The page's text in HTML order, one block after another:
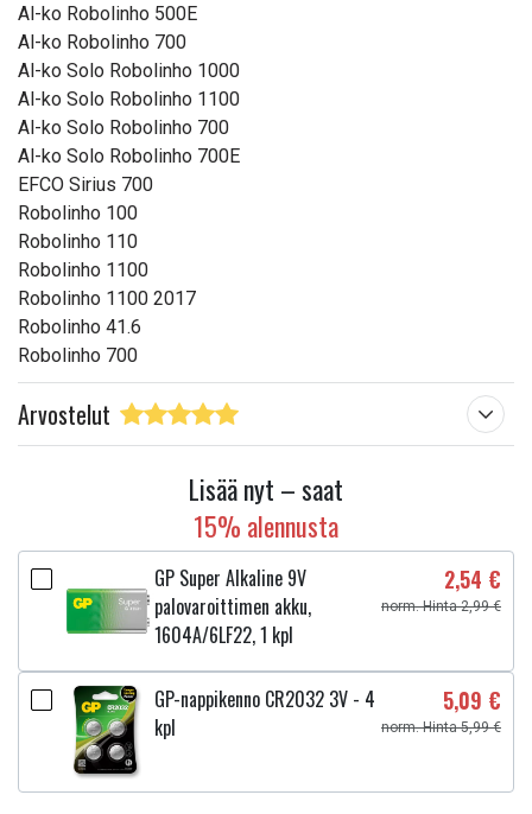
Al-ko Robolinho 500E
Al-ko Robolinho 700
Al-ko Solo Robolinho 1000
Al-ko Solo Robolinho 1100
Al-ko Solo Robolinho 700
Al-ko Solo Robolinho 700E
EFCO Sirius 700
Robolinho 100
Robolinho 110
Robolinho 1100
Robolinho 1100 2017
Robolinho 41.6
Robolinho 700
Arvostelut
Lisää nyt – saat
15% alennusta
GP Super Alkaline 9V
palovaroittimen akku,
1604A/6LF22, 1 kpl
2,54 €
norm. Hinta 2,99 €
GP-nappikenno CR2032 3V - 4
kpl
5,09 €
norm. Hinta 5,99 €